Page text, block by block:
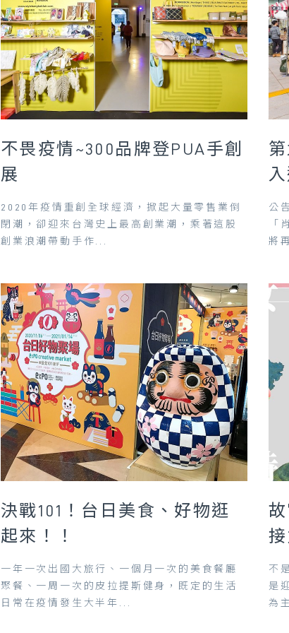
不畏疫情~300品牌登PUA手創
展
2020年疫情重創全球經濟，掀起大量零售業倒
閉潮，卻迎來台灣史上最高創業潮，乘著這股
創業浪潮帶動手作...
公
「
將
決戰101！台日美食、好物逛
起來！！
一年一次出國大旅行、一個月一次的美食餐廳
聚餐、一周一次的皮拉提斯健身，既定的生活
日常在疫情發生大半年...
不
是
為